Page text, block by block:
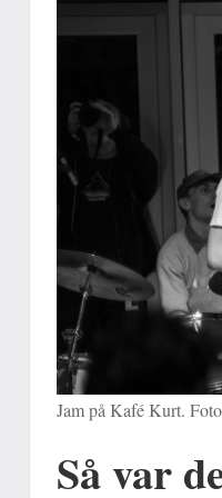
Jam på Kafé Kurt.
Så var